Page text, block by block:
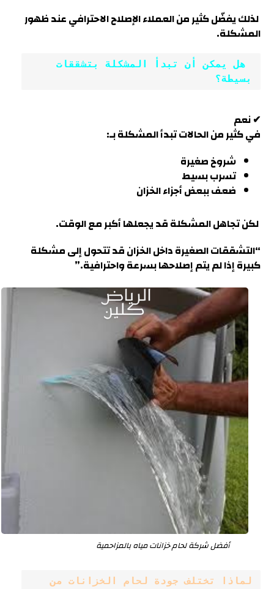
لذلك يفضّل كثير من العملاء الإصلاح الاحترافي عند ظهور
المشكلة.
بسيطة؟
✔ نعم
في كثير من الحالات تبدأ المشكلة بـ:
شروخ صغيرة
تسرب بسيط
ضعف ببعض أجزاء الخزان
لكن تجاهل المشكلة قد يجعلها أكبر مع الوقت.
“التشققات الصغيرة داخل الخزان قد تتحول إلى مشكلة
كبيرة إذا لم يتم إصلاحها بسرعة واحترافية.”
أفضل شركة لحام خزانات مياه بالمزاحمية
لماذا تختلف جودة لحام الخزانات من